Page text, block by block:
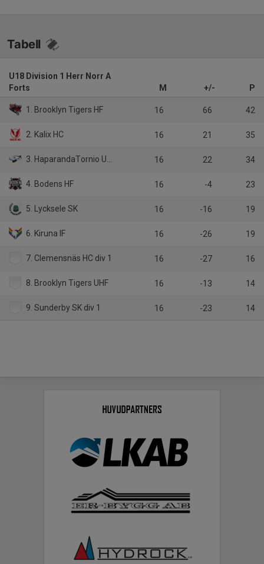
Tabell
U18 Division 1 Herr Norr A
Forts
M +/- P
1. Brooklyn Tigers HF 16 66 42
2. Kalix HC 16 21 35
3. HaparandaTornio UHC 16 22 34
4. Bodens HF 16 -4 23
5. Lycksele SK 16 -16 19
6. Kiruna IF 16 -26 19
7. Clemensnäs HC div 1 16 -27 16
8. Brooklyn Tigers UHF 16 -13 14
9. Sunderby SK div 1 16 -23 14